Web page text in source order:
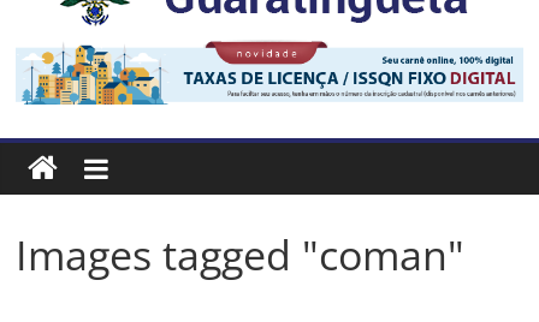
Prefeitura de Guaratinguetá orienta população sobre previsão
de ventos fortes e chuva entre os dias 6 e 8 de agosto
Prefeitura
Estância
Turística
Guaratinguetá
Images tagged "coman"